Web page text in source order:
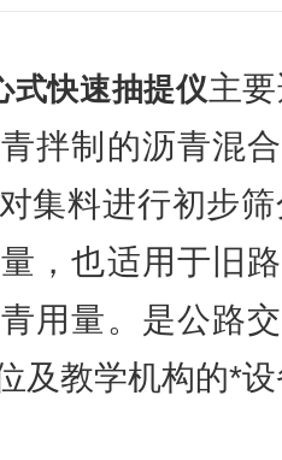
式快速抽提仪主
拌制的沥青混
集料进行初步
，也适用于旧
用量。是公路
及教学机构的*